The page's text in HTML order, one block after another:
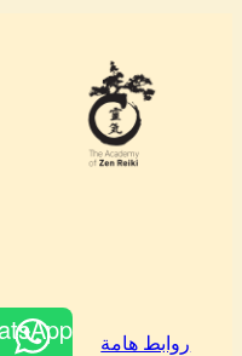
روابط هامة